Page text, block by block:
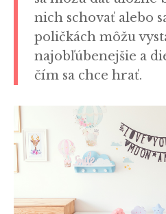
nich schovať alebo
poličkách môžu
najobľúbenejšie a
čím sa chce hrať.